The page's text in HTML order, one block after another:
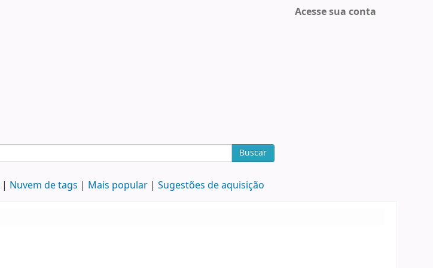
Acesse sua conta
Buscar
Nuvem de tags Mais popular Sugestões de aquisição